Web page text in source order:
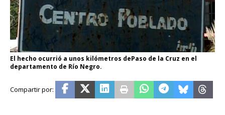
El hecho ocurrió a unos kilómetros dePaso de la Cruz en el
departamento de Río Negro.